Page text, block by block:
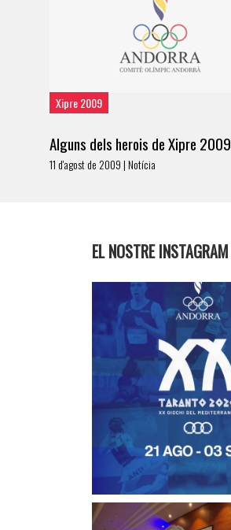
Xipre 2009
Alguns dels herois de Xipre 2009
11 d'agost de 2009 | Notícia
EL NOSTRE INSTAGRAM